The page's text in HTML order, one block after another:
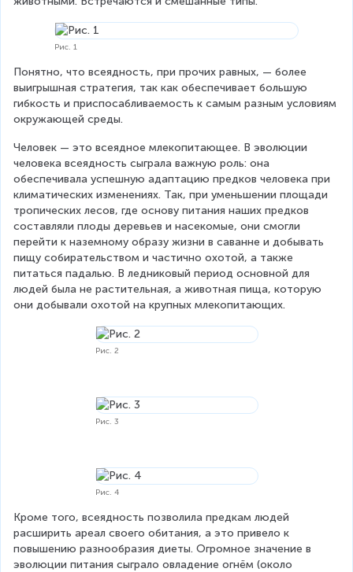
Рис. 1
Понятно, что всеядность, при прочих равных, — более
выигрышная стратегия, так как обеспечивает большую
гибкость и приспосабливаемость к самым разным условиям
окружающей среды.
Человек — это всеядное млекопитающее. В эволюции
человека всеядность сыграла важную роль: она
обеспечивала успешную адаптацию предков человека при
климатических изменениях. Так, при уменьшении площади
тропических лесов, где основу питания наших предков
составляли плоды деревьев и насекомые, они смогли
перейти к наземному образу жизни в саванне и добывать
пищу собирательством и частично охотой, а также
питаться падалью. В ледниковый период основной для
людей была не растительная, а животная пища, которую
они добывали охотой на крупных млекопитающих.
Рис. 2
Рис. 3
Рис. 4
Кроме того, всеядность позволила предкам людей
расширить ареал своего обитания, а это привело к
повышению разнообразия диеты. Огромное значение в
эволюции питания сыграло овладение огнём (около